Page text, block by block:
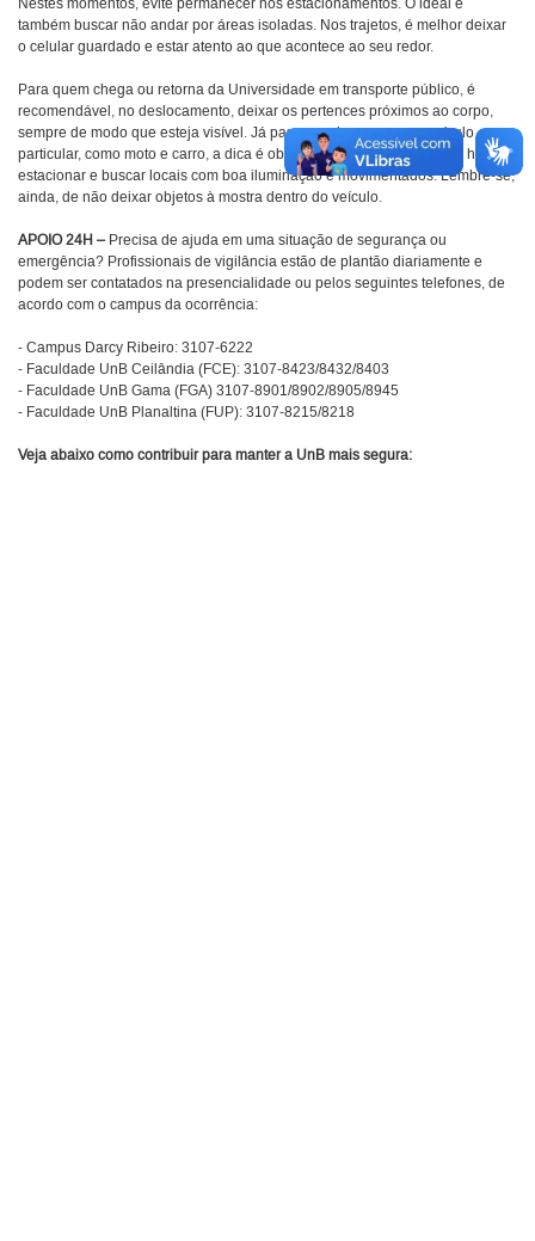
Nestes momentos, evite permanecer nos estacionamentos. O ideal é
também buscar não andar por áreas isoladas. Nos trajetos, é melhor deixar
o celular guardado e estar atento ao que acontece ao seu redor.
Para quem chega ou retorna da Universidade em transporte público, é
recomendável, no deslocamento, deixar os pertences próximos ao corpo,
sempre de modo que esteja visível. Já para aqueles que usam veículo
particular, como moto e carro, a dica é observar bem os arredores na hora de
estacionar e buscar locais com boa iluminação e movimentados. Lembre-se,
ainda, de não deixar objetos à mostra dentro do veículo.
APOIO 24H –Precisa de ajuda em uma situação de segurança ou
emergência? Profissionais de vigilância estão de plantão diariamente e
podem ser contatados na presencialidade ou pelos seguintes telefones, de
acordo com o campus da ocorrência:
- Campus Darcy Ribeiro: 3107-6222
- Faculdade UnB Ceilândia (FCE): 3107-8423/8432/8403
- Faculdade UnB Gama (FGA) 3107-8901/8902/8905/8945
- Faculdade UnB Planaltina (FUP): 3107-8215/8218
Veja abaixo como contribuir para manter a UnB mais segura: